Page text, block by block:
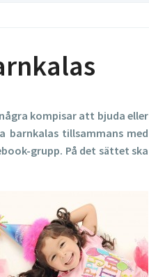
kompisar att bjuda eller
barnkalas tillsammans med
grupp. På det sättet ska